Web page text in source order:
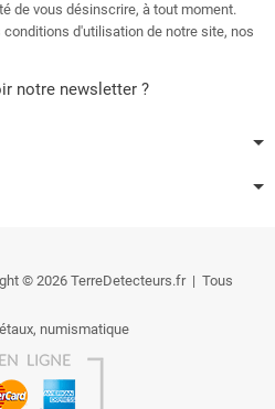
de vous désinscrire, à tout moment.
d'utilisation de notre site, nos
notre newsletter ?
© 2026 TerreDetecteurs.fr| Tous
numismatique